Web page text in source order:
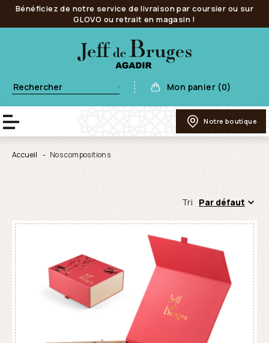
Bénéficiez de notre service de livraison par coursier ou sur
GLOVO ou retrait en magasin !
Mon panier (0)
Notre boutique
Accueil Nos compositions
Tri Par défaut